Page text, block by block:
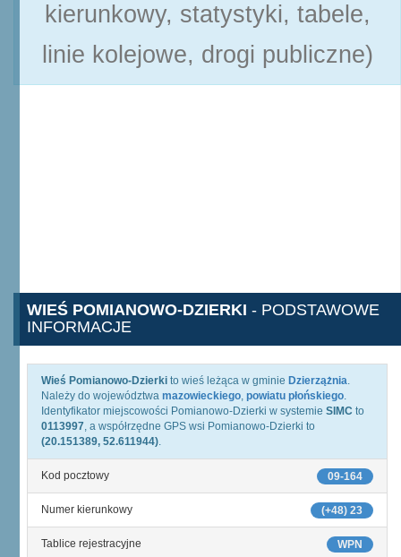
kierunkowy, statystyki, tabele,
linie kolejowe, drogi publiczne)
WIEŚ POMIANOWO-DZIERKI - PODSTAWOWE
INFORMACJE
Wieś Pomianowo-Dzierki to wieś leżąca w gminie Dzierzążnia.
Należy do województwa mazowieckiego, powiatu płońskiego.
Identyfikator miejscowości Pomianowo-Dzierki w systemie SIMC to
0113997, a współrzędne GPS wsi Pomianowo-Dzierki to
(20.151389, 52.611944).
09-164
Kod pocztowy
(+48) 23
Numer kierunkowy
WPN
Tablice rejestracyjne